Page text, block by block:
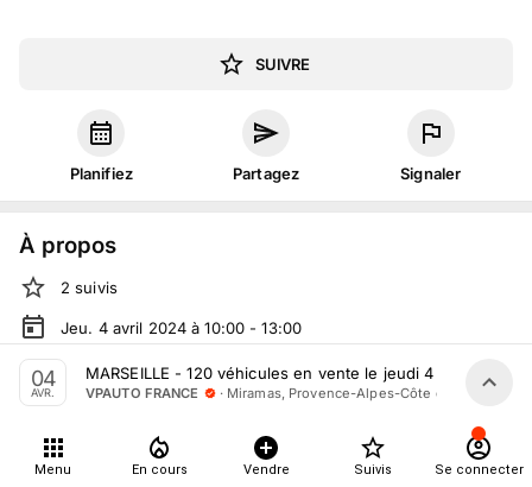
SUIVRE
Planifiez Partagez Signaler
À propos
2 suivis
Jeu. 4 avril 2024 à 10:00 - 13:00
Vente volontaire organiséeparVPAUTO FRANCE
En salle :
En live vpauto.fr
04
AVR.
MARSEILLE - 120 véhicules en vente le jeudi 4 avril
VPAUTO FRANCE · Miramas, Provence-Alpes-Côte d'Azur
Menu En cours Vendre Suivis Se connecter